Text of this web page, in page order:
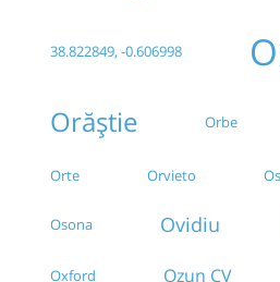
38.822849, -0.606998
Orăștie Orbe
Orte Orvieto
Osona Ovidiu
Oxford Ozun CV